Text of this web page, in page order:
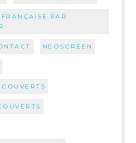
PAR
NEOSCREEN